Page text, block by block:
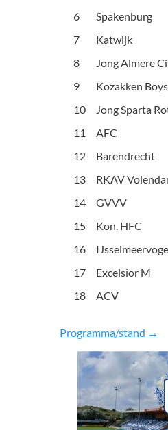
6
Spakenburg
7
Katwijk
8
Jong Almere
9
Kozakken Boys
10
Jong Sparta
11
AFC
12
Barendrecht
13
RKAV
14
GVVV
15
Kon. HFC
16
17
Excelsior M
18
ACV
Programma/stand →